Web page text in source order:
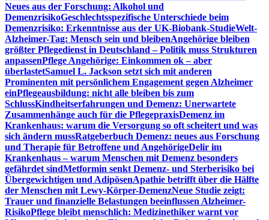
Neues aus der Forschung: Alkohol und
DemenzrisikoGeschlechtsspezifische Unterschiede beim
Demenzrisiko: Erkenntnisse aus der UK-Biobank-StudieWelt-
Alzheimer-Tag: Mensch sein und bleibenAngehörige bleiben
größter Pflegedienst in Deutschland – Politik muss Strukturen
anpassenPflege Angehörige: Einkommen ok – aber
überlastetSamuel L. Jackson setzt sich mit anderen
Prominenten mit persönlichem Engagement gegen Alzheimer
einPflegeausbildung: nicht alle bleiben bis zum
SchlussKindheitserfahrungen und Demenz: Unerwartete
Zusammenhänge auch für die PflegepraxisDemenz im
Krankenhaus: warum die Versorgung so oft scheitert und was
sich ändern mussRatgeberbuch Demenz: neues aus Forschung
und Therapie für Betroffene und AngehörigeDelir im
Krankenhaus – warum Menschen mit Demenz besonders
gefährdet sindMetformin senkt Demenz- und Sterberisiko bei
Übergewichtigen und AdipösenApathie betrifft über die Hälfte
der Menschen mit Lewy-Körper-DemenzNeue Studie zeigt:
Trauer und finanzielle Belastungen beeinflussen Alzheimer-
RisikoPflege bleibt menschlich: Medizinethiker warnt vor